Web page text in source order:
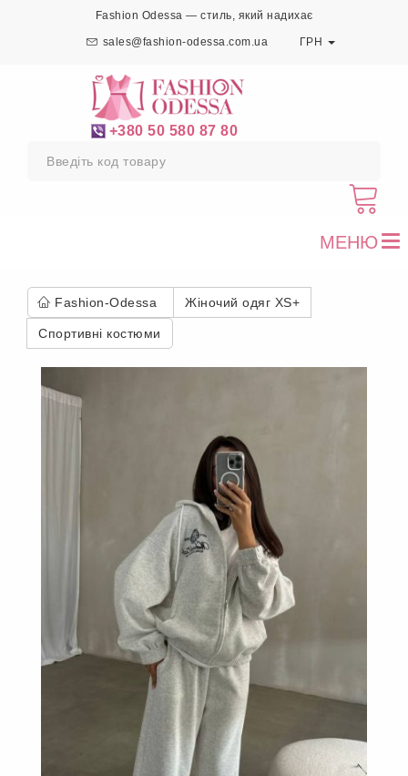
Fashion Odessa — стиль, який надихає
sales@fashion-odessa.com.ua ГРН
+380 50 580 87 80
МЕНЮ
Fashion-Odessa Жіночий одяг XS+
Спортивні костюми